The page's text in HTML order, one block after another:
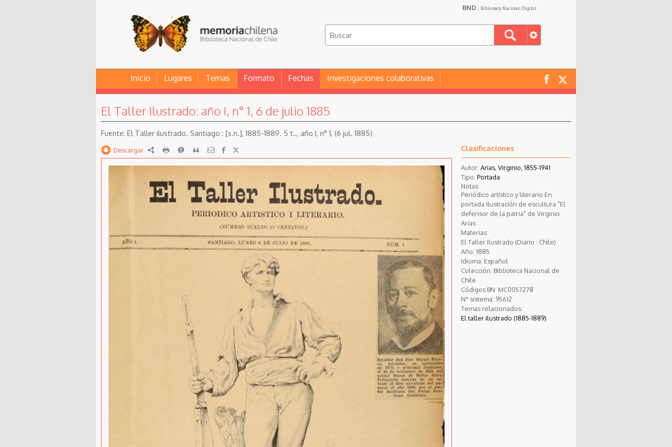
BND Biblioteca Nacional Digital
Inicio Lugares Temas Formato Fechas Investigaciones colaborativas
El Taller Ilustrado: año I, n° 1, 6 de julio 1885
El Taller ilustrado. Santiago : [s.n.], 1885-1889. 5 t.., año I, n° 1, (6 jul. 1885)
Descargar RDF imprimirReportarCitar Clasificaciones
Autor: Arias, Virginio, 1855-1941
Tipo: Portada
Notas:
Periódico artístico y literario En
portada ilustración de escultura "El
defensor de la patria" de Virginio
Arias
Materias:
El Taller Ilustrado (Diario : Chile)
Año: 1885
Idioma: Español
Colección: Biblioteca Nacional de
Chile
Códigos BN: MC0057278
N° sistema: 95612
Temas relacionados:
El taller ilustrado (1885-1889)